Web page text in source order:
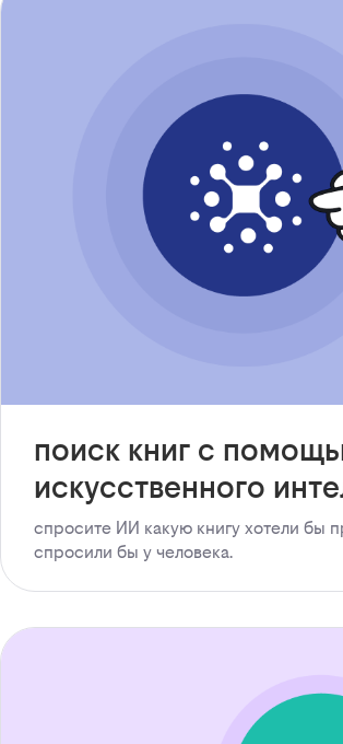
поиск книг с
искусственного
спросите ИИ какую книгу хотели бы
спросили бы у человека.